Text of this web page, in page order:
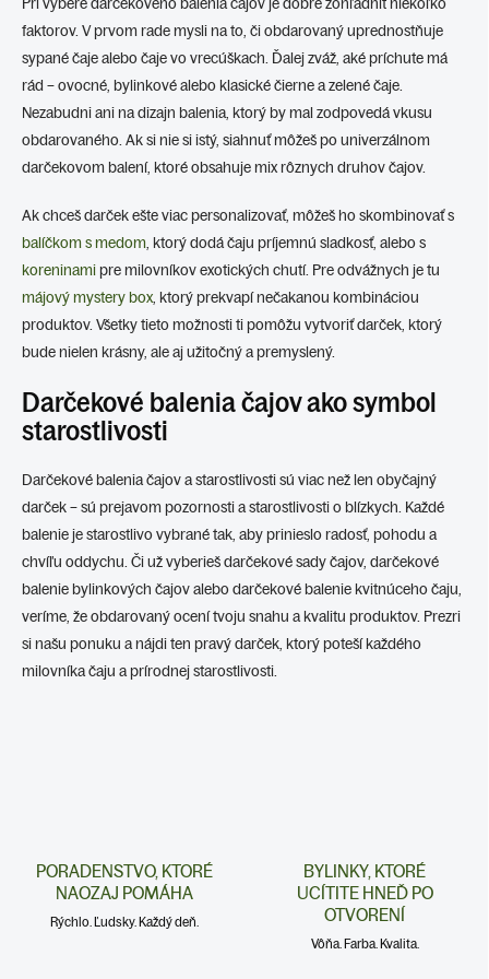
faktorov. V prvom rade mysli na to, či obdarovaný uprednostňuje
sypané čaje alebo čaje vo vrecúškach. Ďalej zváž, aké príchute má
rád – ovocné, bylinkové alebo klasické čierne a zelené čaje.
Nezabudni ani na dizajn balenia, ktorý by mal zodpovedá vkusu
obdarovaného. Ak si nie si istý, siahnuť môžeš po univerzálnom
darčekovom balení, ktoré obsahuje mix rôznych druhov čajov.
Ak chceš darček ešte viac personalizovať, môžeš ho skombinovať s
balíčkom s medom, ktorý dodá čaju príjemnú sladkosť, alebo s
koreninamipre milovníkov exotických chutí. Pre odvážnych je tu
májový mystery box, ktorý prekvapí nečakanou kombináciou
produktov. Všetky tieto možnosti ti pomôžu vytvoriť darček, ktorý
bude nielen krásny, ale aj užitočný a premyslený.
Darčekové balenia čajov ako symbol
starostlivosti
Darčekové balenia čajov a starostlivosti sú viac než len obyčajný
darček – sú prejavom pozornosti a starostlivosti o blízkych. Každé
balenie je starostlivo vybrané tak, aby prinieslo radosť, pohodu a
chvíľu oddychu. Či už vyberieš darčekové sady čajov, darčekové
balenie bylinkových čajov alebo darčekové balenie kvitnúceho čaju,
veríme, že obdarovaný ocení tvoju snahu a kvalitu produktov. Prezri
si našu ponuku a nájdi ten pravý darček, ktorý poteší každého
milovníka čaju a prírodnej starostlivosti.
PORADENSTVO, KTORÉ
NAOZAJ POMÁHA
Rýchlo. Ľudsky. Každý deň.
BYLINKY, KTORÉ
UCÍTITE HNEĎ PO
OTVORENÍ
Vôňa. Farba. Kvalita.